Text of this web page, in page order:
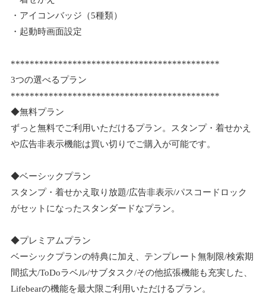
・アイコンバッジ（5種類）
・起動時画面設定
********************************************
3つの選べるプラン
********************************************
◆無料プラン
ずっと無料でご利用いただけるプラン。スタンプ・着せかえ
や広告非表示機能は買い切りでご購入が可能です。
◆ベーシックプラン
スタンプ・着せかえ取り放題/広告非表示/パスコードロック
がセットになったスタンダードなプラン。
◆プレミアムプラン
ベーシックプランの特典に加え、テンプレート無制限/検索期
間拡大/ToDoラベル/サブタスク/その他拡張機能も充実した、
Lifebearの機能を最大限ご利用いただけるプラン。